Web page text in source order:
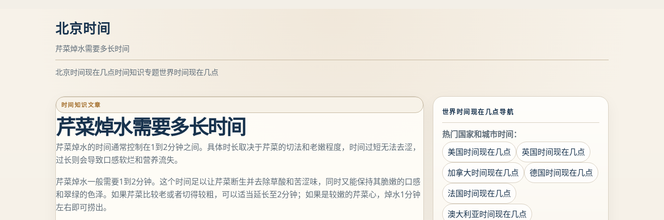
北京时间
芹菜焯水需要多长时间
北京时间现在几点时间知识专题世界时间现在几点
时间知识文章
芹菜焯水需要多长时间
芹菜焯水的时间通常控制在1到2分钟之间。具体时长取决于芹菜的切法和老嫩程度，时间过短无法去涩，
过长则会导致口感软烂和营养流失。
芹菜焯水一般需要1到2分钟。这个时间足以让芹菜断生并去除草酸和苦涩味，同时又能保持其脆嫩的口感
和翠绿的色泽。如果芹菜比较老或者切得较粗，可以适当延长至2分钟；如果是较嫩的芹菜心，焯水1分钟
左右即可捞出。
世界时间现在几点导航
热门国家和城市时间：
美国时间现在几点
英国时间现在几点
加拿大时间现在几点
德国时间现在几点
法国时间现在几点
澳大利亚时间现在几点